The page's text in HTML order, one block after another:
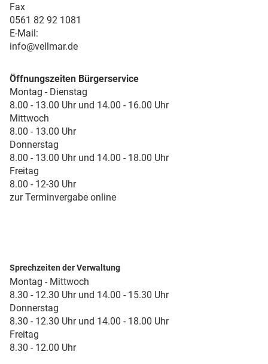
Fax
0561 82 92 1081
E-Mail:
info@vellmar.de
Öffnungszeiten Bürgerservice
Montag - Dienstag
8.00 - 13.00 Uhr und 14.00 - 16.00 Uhr
Mittwoch
8.00 - 13.00 Uhr
Donnerstag
8.00 - 13.00 Uhr und 14.00 - 18.00 Uhr
Freitag
8.00 - 12-30 Uhr
zur Terminvergabe online
Sprechzeiten der Verwaltung
Montag - Mittwoch
8.30 - 12.30 Uhr und 14.00 - 15.30 Uhr
Donnerstag
8.30 - 12.30 Uhr und 14.00 - 18.00 Uhr
Freitag
8.30 - 12.00 Uhr